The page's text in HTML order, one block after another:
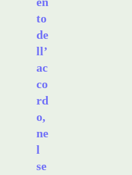
to
de
ll’
ac
co
rd
o,
ne
l
se